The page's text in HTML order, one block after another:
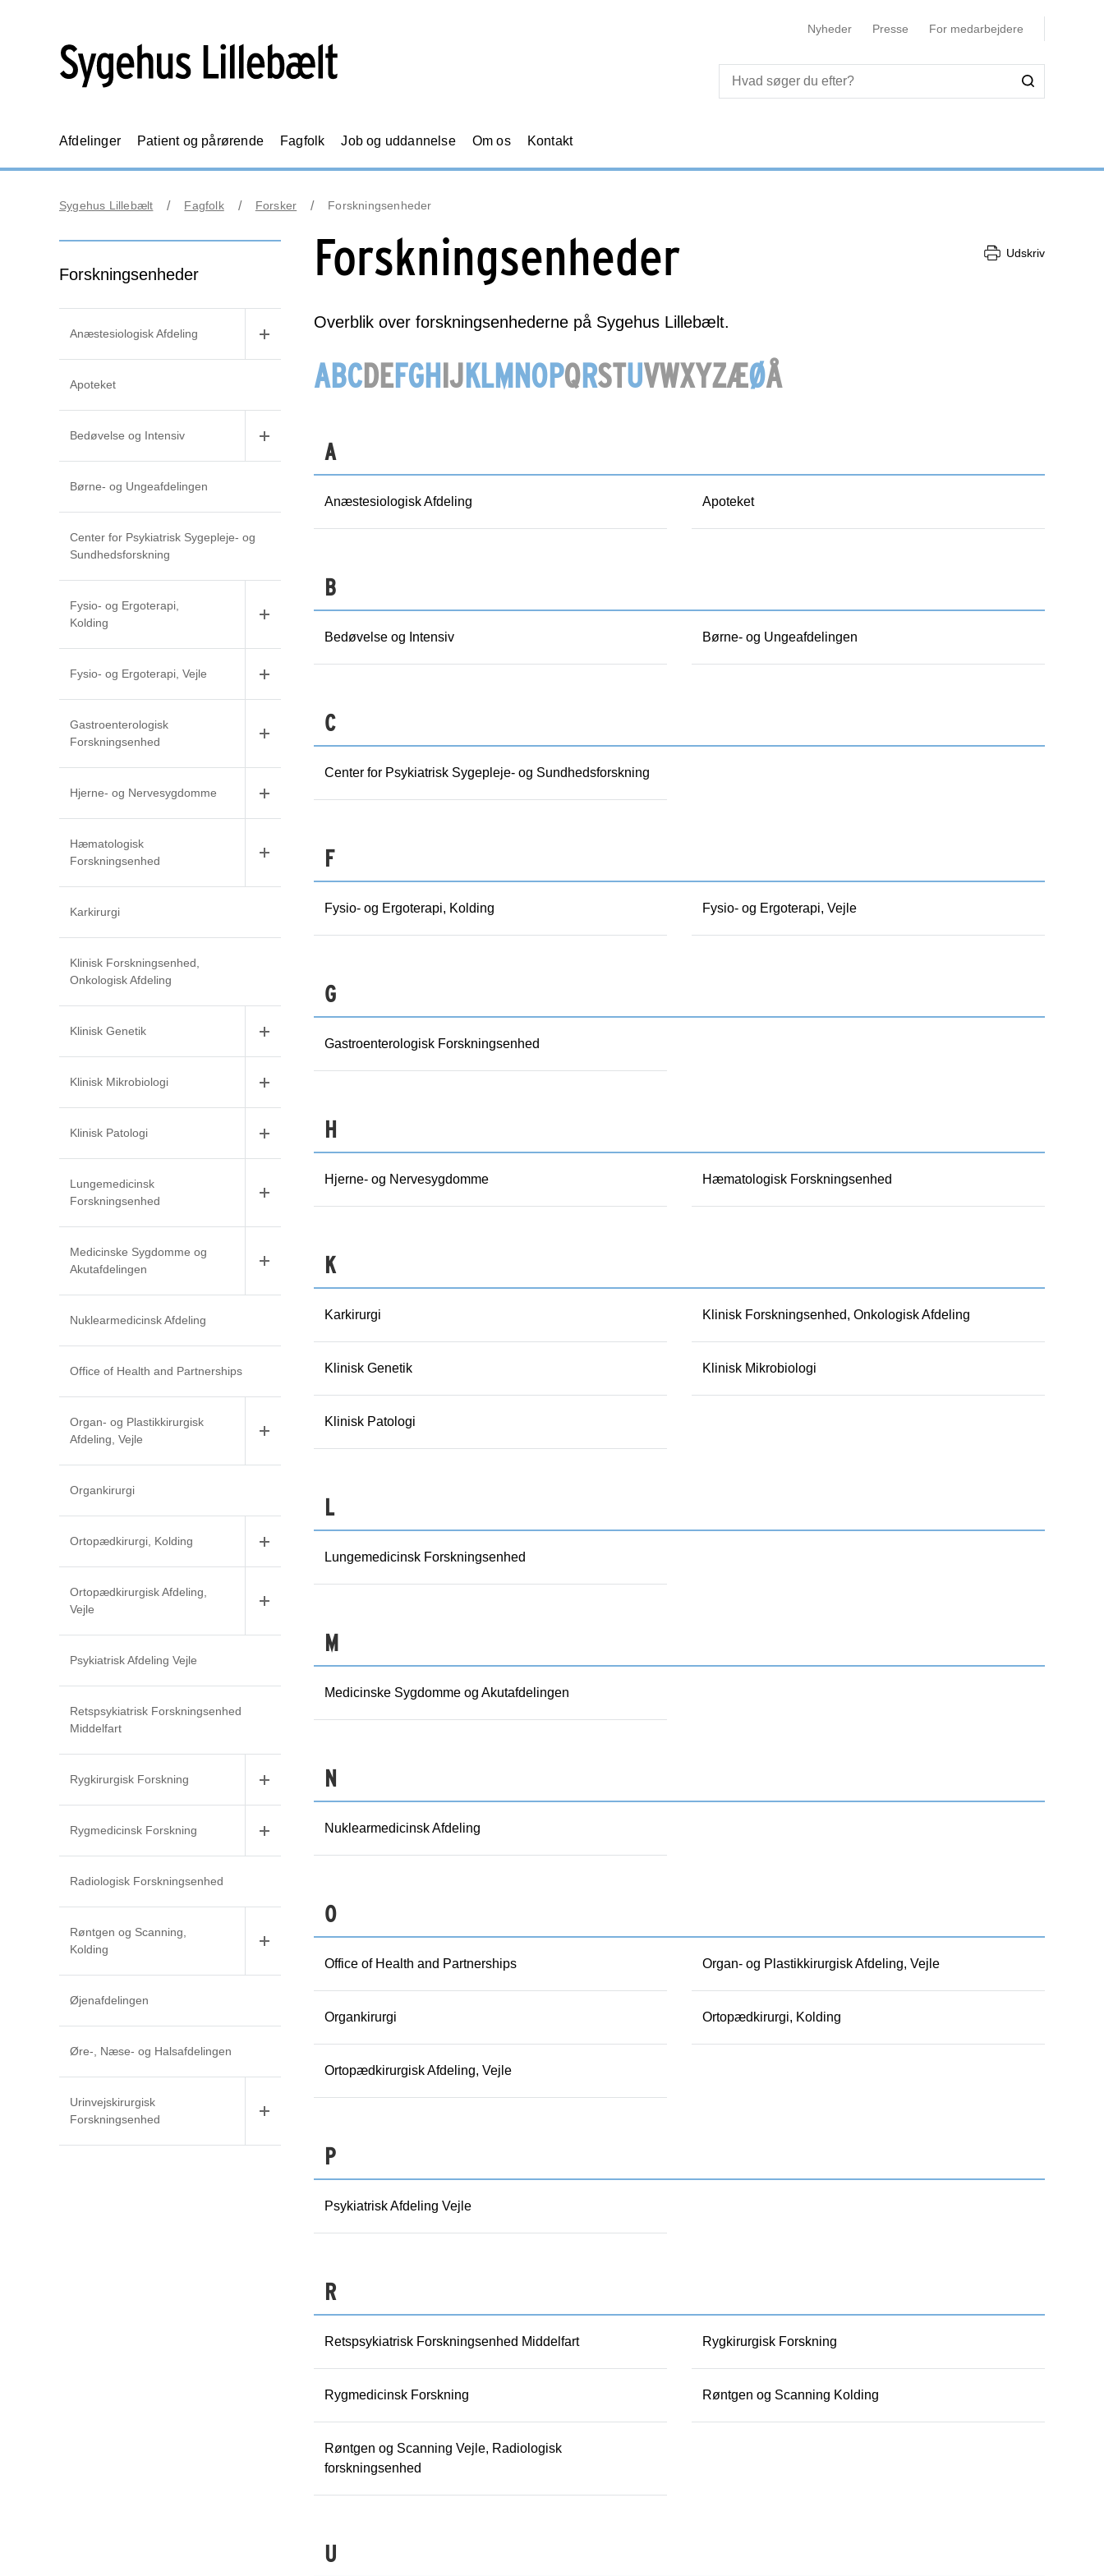
Nyheder Presse For medarbejdere
Afdelinger Patient og pårørende Fagfolk Job og uddannelse Om os Kontakt
Sygehus Lillebælt Fagfolk Forsker Forskningsenheder
Forskningsenheder
Anæstesiologisk Afdeling
Apoteket
Bedøvelse og Intensiv
Børne- og Ungeafdelingen
Center for Psykiatrisk Sygepleje- og
Sundhedsforskning
Fysio- og Ergoterapi,
Kolding
Fysio- og Ergoterapi, Vejle
Gastroenterologisk
Forskningsenhed
Hjerne- og Nervesygdomme
Hæmatologisk
Forskningsenhed
Karkirurgi
Klinisk Forskningsenhed,
Onkologisk Afdeling
Klinisk Genetik
Klinisk Mikrobiologi
Klinisk Patologi
Lungemedicinsk
Forskningsenhed
Medicinske Sygdomme og
Akutafdelingen
Nuklearmedicinsk Afdeling
Office of Health and Partnerships
Organ- og Plastikkirurgisk
Afdeling, Vejle
Organkirurgi
Ortopædkirurgi, Kolding
Ortopædkirurgisk Afdeling,
Vejle
Psykiatrisk Afdeling Vejle
Retspsykiatrisk Forskningsenhed
Middelfart
Rygkirurgisk Forskning
Rygmedicinsk Forskning
Radiologisk Forskningsenhed
Røntgen og Scanning,
Kolding
Øjenafdelingen
Øre-, Næse- og Halsafdelingen
Urinvejskirurgisk
Forskningsenhed
Forskningsenheder Udskriv
Overblik over forskningsenhederne på Sygehus Lillebælt.
ABCDEFGHIJKLMNOPQRSTUVWXYZÆØÅ
A
Anæstesiologisk Afdeling Apoteket
B
Bedøvelse og Intensiv Børne- og Ungeafdelingen
C
Center for Psykiatrisk Sygepleje- og Sundhedsforskning
F
Fysio- og Ergoterapi, Kolding Fysio- og Ergoterapi, Vejle
G
Gastroenterologisk Forskningsenhed
H
Hjerne- og Nervesygdomme Hæmatologisk Forskningsenhed
K
Karkirurgi Klinisk Forskningsenhed, Onkologisk Afdeling
Klinisk Genetik Klinisk Mikrobiologi
Klinisk Patologi
L
Lungemedicinsk Forskningsenhed
M
Medicinske Sygdomme og Akutafdelingen
N
Nuklearmedicinsk Afdeling
O
Office of Health and Partnerships Organ- og Plastikkirurgisk Afdeling, Vejle
Organkirurgi Ortopædkirurgi, Kolding
Ortopædkirurgisk Afdeling, Vejle
P
Psykiatrisk Afdeling Vejle
R
Retspsykiatrisk Forskningsenhed Middelfart Rygkirurgisk Forskning
Rygmedicinsk Forskning Røntgen og Scanning Kolding
Røntgen og Scanning Vejle, Radiologisk
forskningsenhed
U